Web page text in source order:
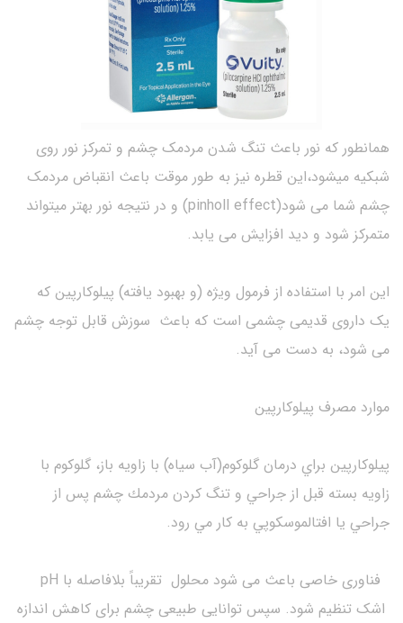
همانطور که نور باعث تنگ شدن مردمک چشم و تمرکز نور روی
شبکیه میشود،این قطره نیز به طور موقت باعث انقباض مردمک
چشم شما می شود(pinholl effect) و در نتیجه نور بهتر میتواند
متمرکز شود و دید افزایش می یابد.
این امر با استفاده از فرمول ویژه (و بهبود یافته) پیلوکارپین که
یک داروی قدیمی چشمی است که باعث سوزش قابل توجه چشم
می شود، به دست می آید.
موارد مصرف پیلوکارپین
پيلوكارپين براي درمان گلوكوم(آب سیاه) با زاويه باز، گلوكوم با
زاويه بسته قبل از جراحي و تنگ کردن مردمك چشم پس از
جراحي يا افتالموسكوپي به كار مي رود.
فناوری خاصی باعث می شود محلول تقریباً بلافاصله با pH
اشک تنظیم شود. سپس توانایی طبیعی چشم برای کاهش اندازه